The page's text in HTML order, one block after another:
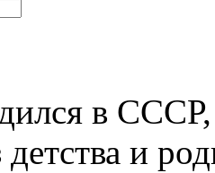
в
детства и